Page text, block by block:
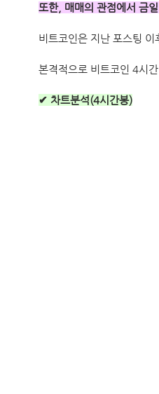
또한, 매매의 관점에서 금
비트코인은 지난 포스팅
본격적으로 비트코인 4시간
✔ 차트분석(4시간봉)